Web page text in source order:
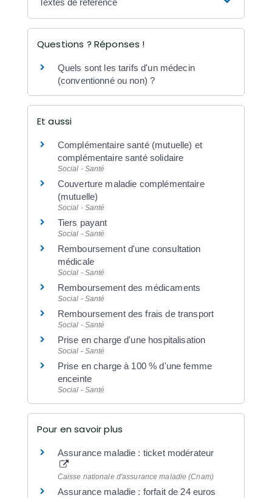
Questions ? Réponses !
Quels sont les tarifs d'un médecin
(conventionné ou non) ?
Et aussi
Complémentaire santé (mutuelle) et
complémentaire santé solidaire
Social - Santé
Couverture maladie complémentaire
(mutuelle)
Social - Santé
Tiers payant
Social - Santé
Remboursement d'une consultation
médicale
Social - Santé
Remboursement des médicaments
Social - Santé
Remboursement des frais de transport
Social - Santé
Prise en charge d'une hospitalisation
Social - Santé
Prise en charge à 100 % d'une femme
enceinte
Social - Santé
Pour en savoir plus
Assurance maladie : ticket modérateur
Caisse nationale d'assurance maladie (Cnam)
Assurance maladie : forfait de 24 euros